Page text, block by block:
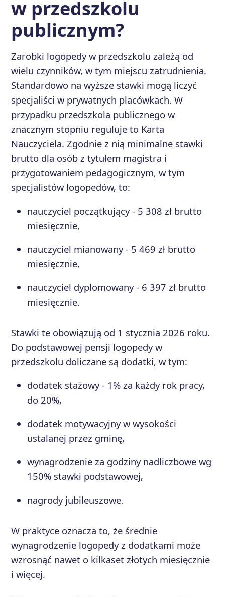
w przedszkolu
publicznym?
Zarobki logopedy w przedszkolu zależą od
wielu czynników, w tym miejscu zatrudnienia.
Standardowo na wyższe stawki mogą liczyć
specjaliści w prywatnych placówkach. W
przypadku przedszkola publicznego w
znacznym stopniu reguluje to Karta
Nauczyciela. Zgodnie z nią minimalne stawki
brutto dla osób z tytułem magistra i
przygotowaniem pedagogicznym, w tym
specjalistów logopedów, to:
nauczyciel początkujący - 5 308 zł brutto
miesięcznie,
nauczyciel mianowany - 5 469 zł brutto
miesięcznie,
nauczyciel dyplomowany - 6 397 zł brutto
miesięcznie.
Stawki te obowiązują od 1 stycznia 2026 roku.
Do podstawowej pensji logopedy w
przedszkolu doliczane są dodatki, w tym:
dodatek stażowy - 1% za każdy rok pracy,
do 20%,
dodatek motywacyjny w wysokości
ustalanej przez gminę,
wynagrodzenie za godziny nadliczbowe wg
150% stawki podstawowej,
nagrody jubileuszowe.
W praktyce oznacza to, że średnie
wynagrodzenie logopedy z dodatkami może
wzrosnąć nawet o kilkaset złotych miesięcznie
i więcej.